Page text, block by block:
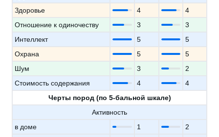
Здоровье
4
4
Отношение к одиночеству
3
3
Интеллект
5
5
Охрана
5
5
Шум
3
2
Стоимость содержания
4
4
Черты пород (по 5-бальной шкале)
Активность
в доме
1
2